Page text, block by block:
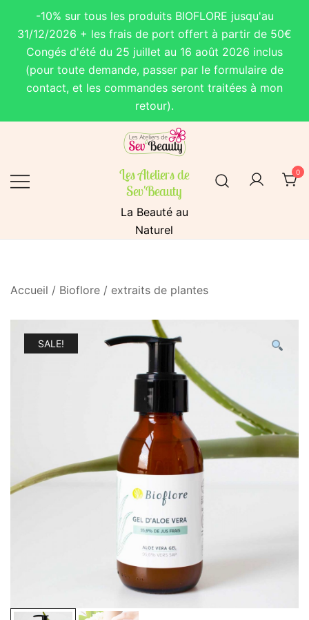
-10% sur tous les produits BIOFLORE jusqu'au
31/12/2026 + les frais de port offert à partir de 50€
Congés d'été du 25 juillet au 16 août 2026 inclus
(pour toute demande, passer par le formulaire de
contact, et les commandes seront traitées à mon
retour).
Les Ateliers de
Sev'Beauty
La Beauté au
Naturel
0
Accueil / Bioflore / extraits de plantes
SALE!